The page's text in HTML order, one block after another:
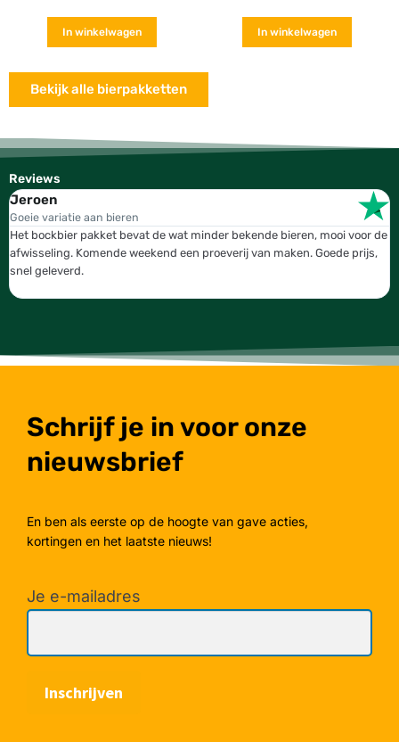
In winkelwagen In winkelwagen
Bekijk alle bierpakketten
Reviews
Jeroen
Goeie variatie aan bieren
Het bockbier pakket bevat de wat minder bekende bieren, mooi voor de
afwisseling. Komende weekend een proeverij van maken. Goede prijs,
snel geleverd.
Schrijf je in voor onze
nieuwsbrief
En ben als eerste op de hoogte van gave acties,
kortingen en het laatste nieuws!
Je e-mailadres